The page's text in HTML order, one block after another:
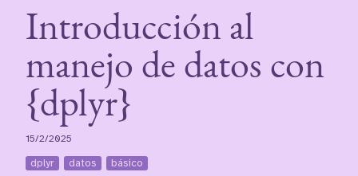
Introducción al
manejo de datos con
{dplyr}
15/2/2025
dplyr datos básico